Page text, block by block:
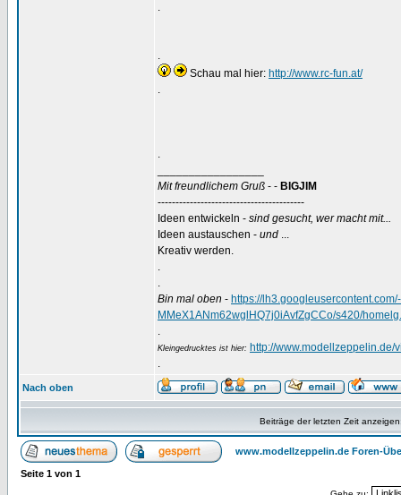
.
.
Schau mal hier: http://www.rc-fun.at/
.
.
Mit freundlichem Gruß - - BIGJIM
-----------------------------------------
Ideen entwickeln - sind gesucht, wer macht mit...
Ideen austauschen - und ...
Kreativ werden.
.
.
Bin mal oben - https://
MMeX1ANm62wglHQ7j0iAvfZgCCo/s420/
.
Kleingedrucktes ist hier: http://
.
Nach oben
Beiträge der letzten Zeit
www.modellzeppelin.de Foren-
Seite 1 von 1